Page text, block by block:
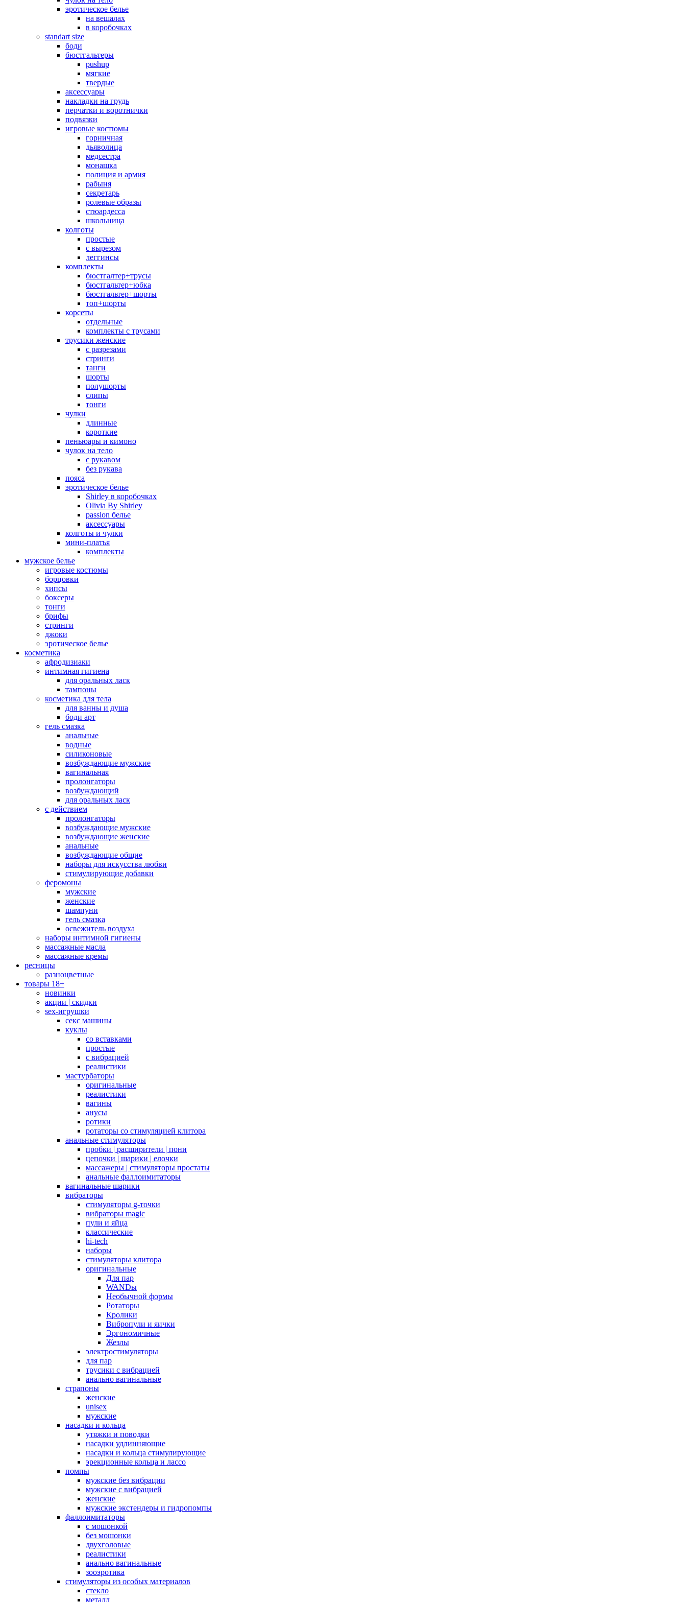
эротическое белье
на вешалах
в коробочках
standart size
боди
бюстгальтеры
pushup
мягкие
твердые
аксессуары
накладки на грудь
перчатки и воротнички
подвязки
игровые костюмы
горничная
дьяволица
медсестра
монашка
полиция и армия
рабыня
секретарь
ролевые образы
стюардесса
школьница
колготы
простые
с вырезом
леггинсы
комплекты
бюстгалтер+трусы
бюстгальтер+юбка
бюстгальтер+шорты
топ+шорты
корсеты
отдельные
комплекты с трусами
трусики женские
с разрезами
стринги
танги
шорты
полушорты
слипы
тонги
чулки
длинные
короткие
пеньюары и кимоно
чулок на тело
с рукавом
без рукава
пояса
эротическое белье
Shirley в коробочках
Olivia By Shirley
passion белье
аксессуары
колготы и чулки
мини-платья
комплекты
мужское белье
игровые костюмы
борцовки
хипсы
боксеры
тонги
брифы
стринги
джоки
эротическое белье
косметика
афродизиаки
интимная гигиена
для оральных ласк
тампоны
косметика для тела
для ванны и душа
боди арт
гель смазка
анальные
водные
силиконовые
возбуждающие мужские
вагинальная
пролонгаторы
возбуждающий
для оральных ласк
с действием
пролонгаторы
возбуждающие мужские
возбуждающие женские
анальные
возбуждающие общие
наборы для искусства любви
стимулирующие добавки
феромоны
мужские
женские
шампуни
гель смазка
освежитель воздуха
наборы интимной гигиены
массажные масла
массажные кремы
ресницы
разноцветные
товары 18+
новинки
акции | скидки
sex-игрушки
секс машины
куклы
со вставками
простые
с вибрацией
реалистики
мастурбаторы
оригинальные
реалистики
вагины
анусы
ротики
ротаторы со стимуляцией клитора
анальные стимуляторы
пробки | расширители | пони
цепочки | шарики | елочки
массажеры | стимуляторы простаты
анальные фаллоимитаторы
вагинальные шарики
вибраторы
стимуляторы g-точки
вибраторы magic
пули и яйца
классические
hi-tech
наборы
стимуляторы клитора
оригинальные
Для пар
WANDы
Необычной формы
Ротаторы
Кролики
Вибропули и яички
Эргономичные
Жезлы
электростимуляторы
для пар
трусики с вибрацией
анально вагинальные
страпоны
женские
unisex
мужские
насадки и кольца
утяжки и поводки
насадки удлинняющие
насадки и кольца стимулирующие
эрекционные кольца и лассо
помпы
мужские без вибрации
мужские с вибрацией
женские
мужские экстендеры и гидропомпы
фаллоимитаторы
с мошонкой
без мошонки
двухголовые
реалистики
анально вагинальные
зооэротика
стимуляторы из особых материалов
стекло
металл